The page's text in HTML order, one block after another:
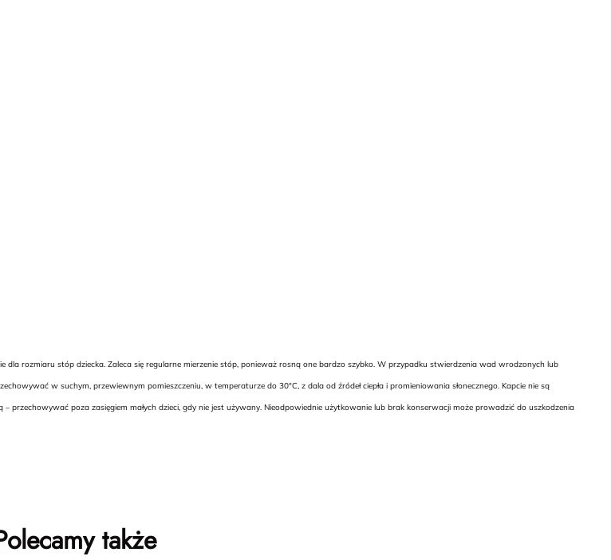
rozmiaru stóp dziecka. Zaleca się regularne mierzenie stóp, ponieważ rosną one bardzo szybko. W przypadku stwierdzenia wad wrodzonych lub
w suchym, przewiewnym pomieszczeniu, w temperaturze do 30°C, z dala od źródeł ciepła i promieniowania słonecznego. Kapcie nie są
poza zasięgiem małych dzieci, gdy nie jest używany. Nieodpowiednie użytkowanie lub brak konserwacji może prowadzić do uszkodzenia
także